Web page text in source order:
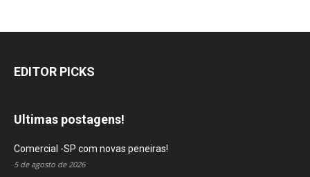
EDITOR PICKS
Ultimas postagens!
Comercial -SP com novas peneiras!
5 de agosto de 2026